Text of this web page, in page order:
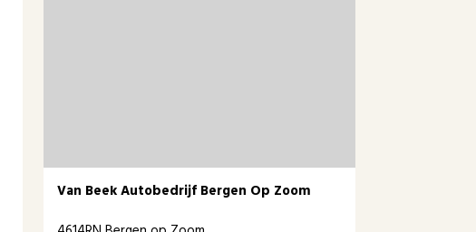
Van Beek Autobedrijf Bergen Op Zoom